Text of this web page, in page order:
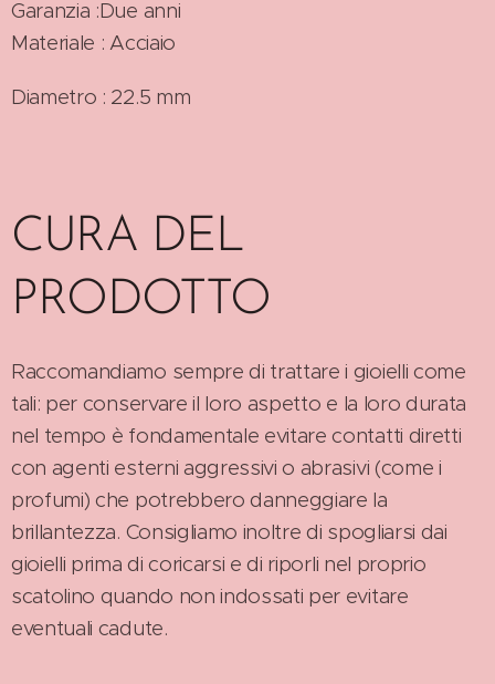
Garanzia :Due anni
Materiale : Acciaio
Diametro : 22.5 mm
CURA DEL
PRODOTTO
Raccomandiamo sempre di trattare i gioielli come
tali: per conservare il loro aspetto e la loro durata
nel tempo è fondamentale evitare contatti diretti
con agenti esterni aggressivi o abrasivi (come i
profumi) che potrebbero danneggiare la
brillantezza. Consigliamo inoltre di spogliarsi dai
gioielli prima di coricarsi e di riporli nel proprio
scatolino quando non indossati per evitare
eventuali cadute.